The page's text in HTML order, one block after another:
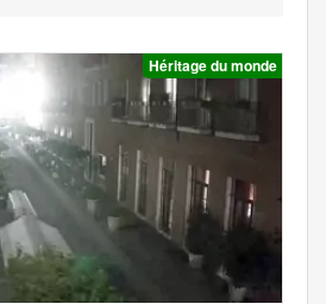
Héritage du monde